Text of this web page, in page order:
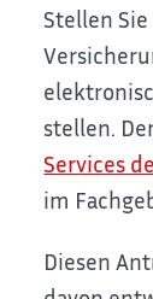
Stellen
stellen.
Services
im
Diesen